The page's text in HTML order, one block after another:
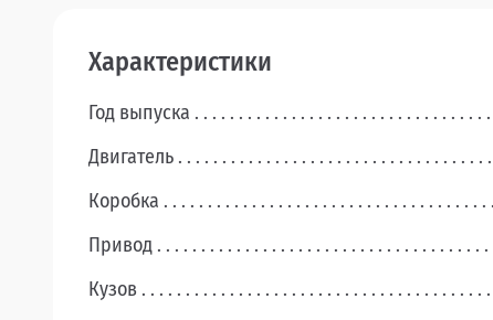
Характеристики
Год выпуска
Двигатель
Коробка
Привод
Кузов